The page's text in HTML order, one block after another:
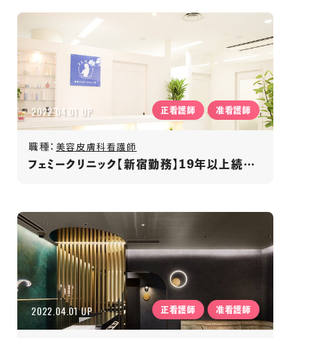
2022.04.01 UP 正看護師 准看護師
職種： 美容皮膚科看護師
フェミークリニック【新宿勤務】19年以上続く美容皮膚科/駅徒歩4分/月給32万円以上
2022.04.01 UP 正看護師 准看護師